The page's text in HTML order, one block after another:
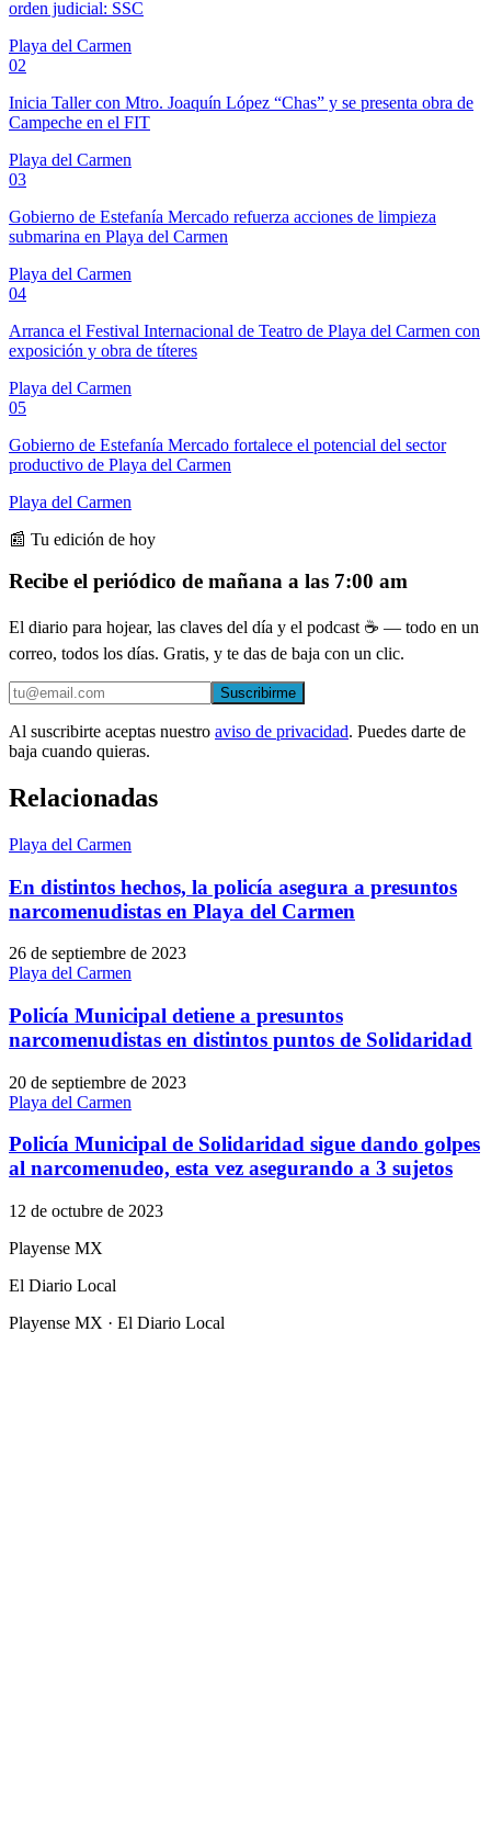
orden judicial: SSC
Playa del Carmen
02
Inicia Taller con Mtro. Joaquín López “Chas” y se presenta obra de
Campeche en el FIT
Playa del Carmen
03
Gobierno de Estefanía Mercado refuerza acciones de limpieza
submarina en Playa del Carmen
Playa del Carmen
04
Arranca el Festival Internacional de Teatro de Playa del Carmen con
exposición y obra de títeres
Playa del Carmen
05
Gobierno de Estefanía Mercado fortalece el potencial del sector
productivo de Playa del Carmen
Playa del Carmen
📰 Tu edición de hoy
Recibe el periódico de mañana a las 7:00 am
El diario para hojear, las claves del día y el podcast ☕ — todo en un
correo, todos los días. Gratis, y te das de baja con un clic.
Suscribirme
Al suscribirte aceptas nuestro aviso de privacidad. Puedes darte de
baja cuando quieras.
Relacionadas
Playa del Carmen
En distintos hechos, la policía asegura a presuntos
narcomenudistas en Playa del Carmen
26 de septiembre de 2023
Playa del Carmen
Policía Municipal detiene a presuntos
narcomenudistas en distintos puntos de Solidaridad
20 de septiembre de 2023
Playa del Carmen
Policía Municipal de Solidaridad sigue dando golpes
al narcomenudeo, esta vez asegurando a 3 sujetos
12 de octubre de 2023
Playense MX
El Diario Local
Playense MX · El Diario Local